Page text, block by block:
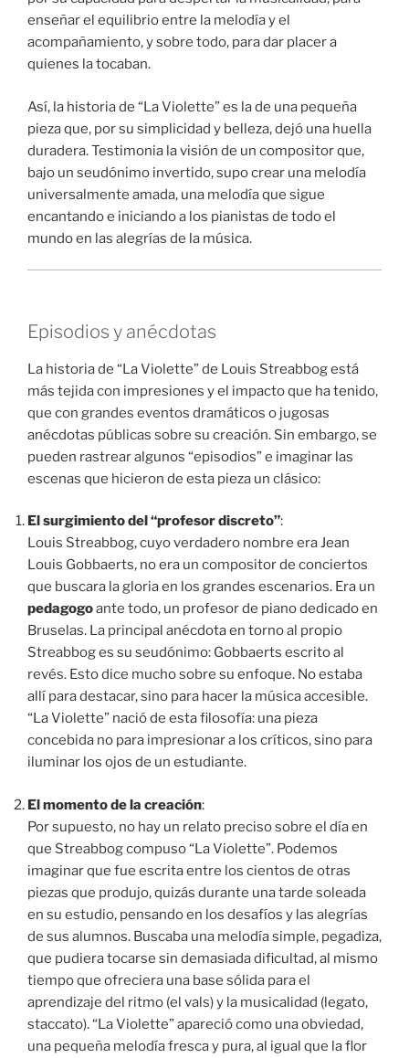
enseñar el equilibrio entre la melodía y el
acompañamiento, y sobre todo, para dar placer a
quienes la tocaban.
Así, la historia de “La Violette” es la de una pequeña
pieza que, por su simplicidad y belleza, dejó una huella
duradera. Testimonia la visión de un compositor que,
bajo un seudónimo invertido, supo crear una melodía
universalmente amada, una melodía que sigue
encantando e iniciando a los pianistas de todo el
mundo en las alegrías de la música.
Episodios y anécdotas
La historia de “La Violette” de Louis Streabbog está
más tejida con impresiones y el impacto que ha tenido,
que con grandes eventos dramáticos o jugosas
anécdotas públicas sobre su creación. Sin embargo, se
pueden rastrear algunos “episodios” e imaginar las
escenas que hicieron de esta pieza un clásico:
El surgimiento del “profesor discreto”:
Louis Streabbog, cuyo verdadero nombre era Jean
Louis Gobbaerts, no era un compositor de conciertos
que buscara la gloria en los grandes escenarios. Era un
pedagogoante todo, un profesor de piano dedicado en
Bruselas. La principal anécdota en torno al propio
Streabbog es su seudónimo: Gobbaerts escrito al
revés. Esto dice mucho sobre su enfoque. No estaba
allí para destacar, sino para hacer la música accesible.
“La Violette” nació de esta filosofía: una pieza
concebida no para impresionar a los críticos, sino para
iluminar los ojos de un estudiante.
El momento de la creación:
Por supuesto, no hay un relato preciso sobre el día en
que Streabbog compuso “La Violette”. Podemos
imaginar que fue escrita entre los cientos de otras
piezas que produjo, quizás durante una tarde soleada
en su estudio, pensando en los desafíos y las alegrías
de sus alumnos. Buscaba una melodía simple, pegadiza,
que pudiera tocarse sin demasiada dificultad, al mismo
tiempo que ofreciera una base sólida para el
aprendizaje del ritmo (el vals) y la musicalidad (legato,
staccato). “La Violette” apareció como una obviedad,
una pequeña melodía fresca y pura, al igual que la flor